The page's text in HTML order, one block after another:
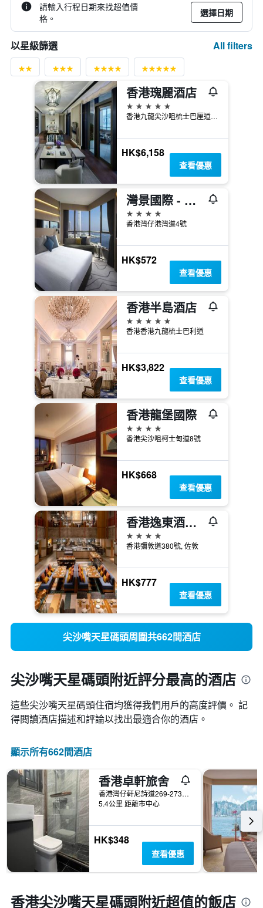
請輸入行程日期來找超值價
格。
選擇日期
以星級篩選 All filters
香港瑰麗酒店
5星級
香港九龍尖沙咀梳士巴厘道18號
HK$6,158
查看優惠
灣景國際 - 香港中華基督教青年會
4星級
香港灣仔港灣道4號
HK$572
查看優惠
香港半島酒店
5星級
香港香港九龍梳士巴利道
HK$3,822
查看優惠
香港龍堡國際
4星級
香港尖沙咀柯士甸道8號
HK$668
查看優惠
香港逸東酒店 - 朗廷酒店集團旗下
4星級
香港彌敦道380號, 佐敦
HK$777
查看優惠
尖沙嘴天星碼頭周圍共662間酒店
尖沙嘴天星碼頭附近評分最高的酒店
這些尖沙嘴天星碼頭​住宿均獲得我們用戶的高度評價。 記
得閲讀酒店描述和評論以找出最適合你的酒店。
顯示所有662間酒店
香港卓軒旅舍
香港灣仔軒尼詩道269-273號光華大廈2字樓A室
5.4公里 距離市中心
HK$348
查看優惠
香港尖沙嘴天星碼頭附近超值的飯店